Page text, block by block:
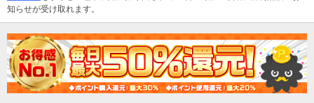
知らせが受け取れます。